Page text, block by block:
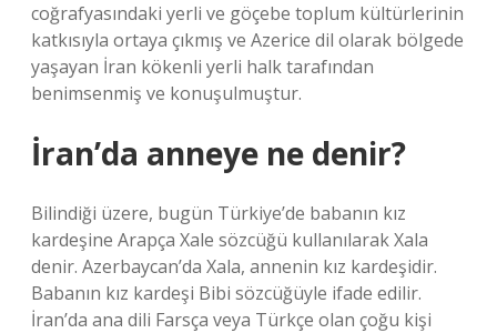
coğrafyasındaki yerli ve göçebe toplum kültürlerinin
katkısıyla ortaya çıkmış ve Azerice dil olarak bölgede
yaşayan İran kökenli yerli halk tarafından
benimsenmiş ve konuşulmuştur.
İran’da anneye ne denir?
Bilindiği üzere, bugün Türkiye’de babanın kız
kardeşine Arapça Xale sözcüğü kullanılarak Xala
denir. Azerbaycan’da Xala, annenin kız kardeşidir.
Babanın kız kardeşi Bibi sözcüğüyle ifade edilir.
İran’da ana dili Farsça veya Türkçe olan çoğu kişi